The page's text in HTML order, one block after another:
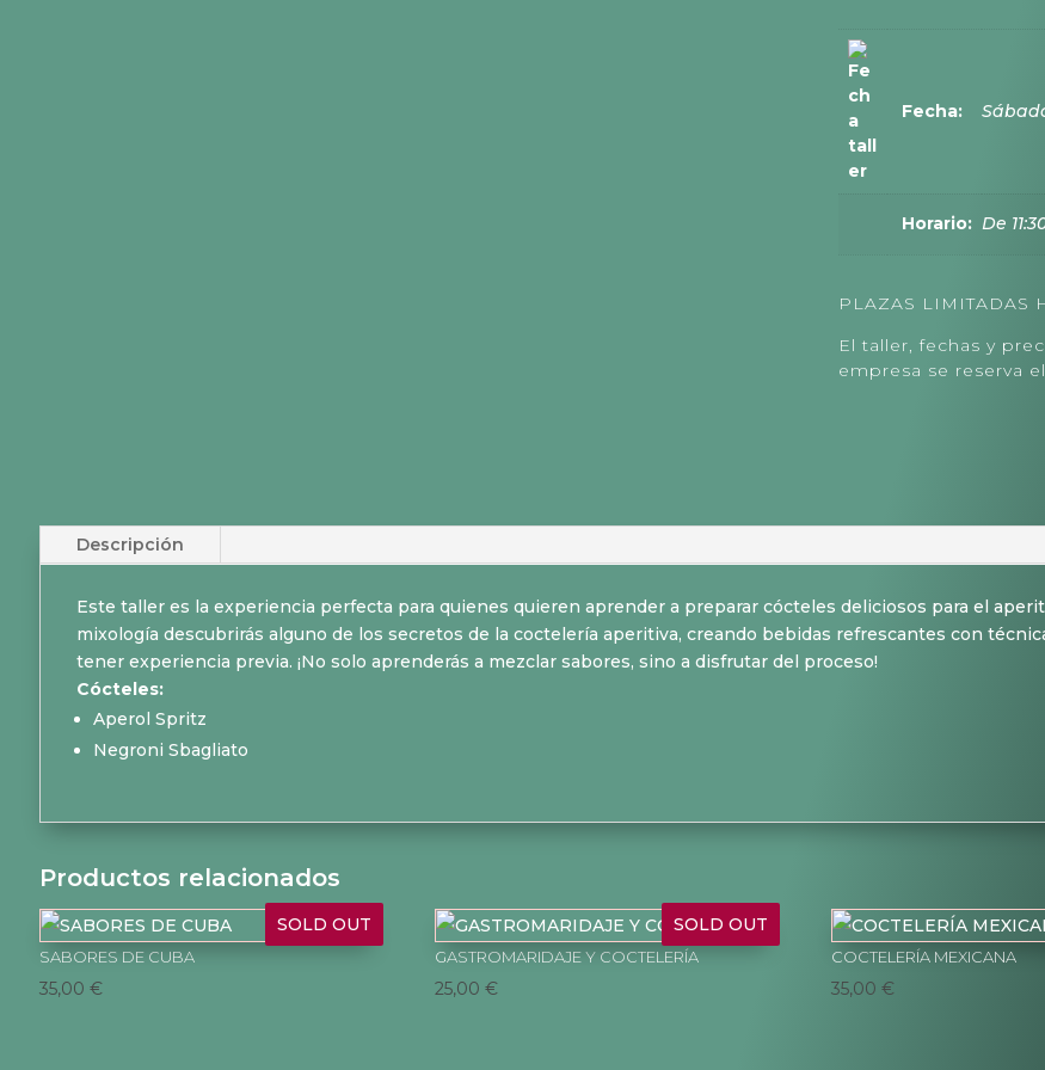
Fecha:
Horario: De
PLAZAS LIMITADAS
El taller, fechas y
empresa se reserva
Descripción
Este taller es la experiencia perfecta para quienes quieren aprender a preparar cócteles deliciosos para el
mixología descubrirás alguno de los secretos de la coctelería aperitiva, creando bebidas refrescantes con
tener experiencia previa. ¡No solo aprenderás a mezclar sabores, sino a disfrutar del proceso!
Cócteles:
Aperol Spritz
Negroni Sbagliato
Productos relacionados
SOLD OUT
SABORES DE CUBA
35,00 €
SOLD OUT
GASTROMARIDAJE Y COCTELERÍA
25,00€
COCTELERÍA MEXICANA
35,00€